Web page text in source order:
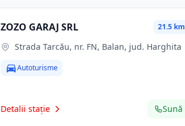
ZOZO GARAJ SRL 21.5 km
Strada Tarcău, nr. FN, Balan, jud. Harghita
Autoturisme
Detalii stație Sună